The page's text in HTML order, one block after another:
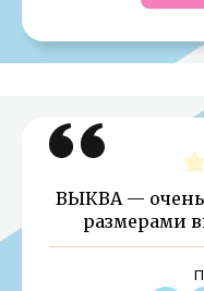
ВЫКВА — очень
размерами